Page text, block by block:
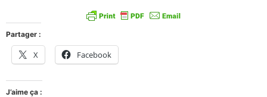
Partager :
X Facebook
J’aime ça :